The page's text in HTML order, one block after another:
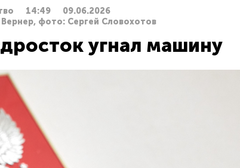
14:49
09.06.2026
Вернер, фото: Сергей Словохотов
угнал машину